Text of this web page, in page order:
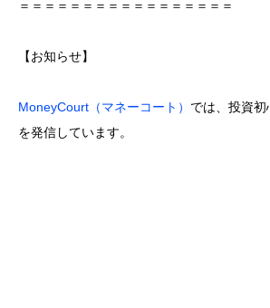
＝＝＝＝＝＝＝＝＝＝＝＝＝＝＝＝＝
【お知らせ】
MoneyCourt（マネーコート） では、投資
を発信しています。